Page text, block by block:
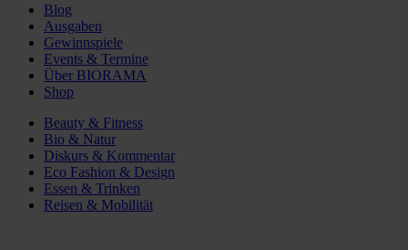
Blog
Ausgaben
Gewinnspiele
Events & Termine
Über BIORAMA
Shop
Beauty & Fitness
Bio & Natur
Diskurs & Kommentar
Eco Fashion & Design
Essen & Trinken
Reisen & Mobilität